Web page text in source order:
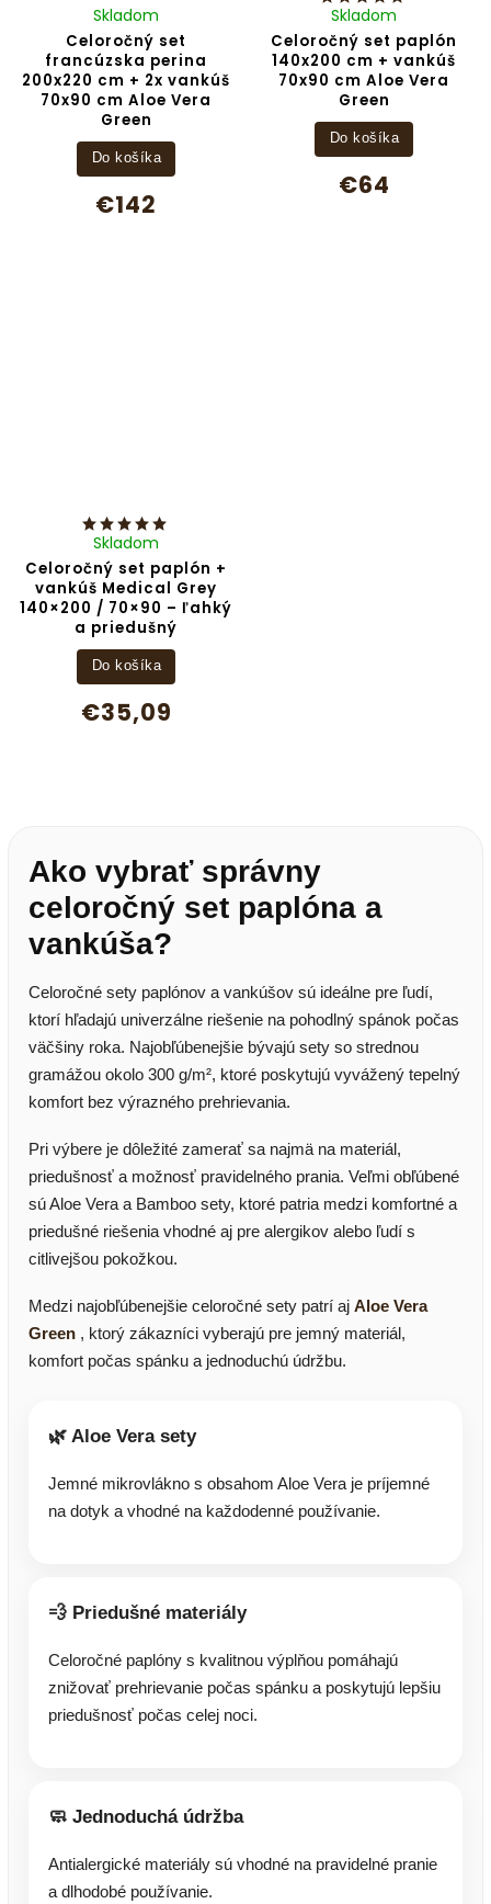
Celoročný set
francúzska perina
200x220 cm + 2x vankúš
70x90 cm Aloe Vera
Green
Skladom
€142
Do košíka
Celoročný set paplón
140x200 cm + vankúš
70x90 cm Aloe Vera
Green
Skladom
€64
Do košíka
Celoročný set paplón +
vankúš Medical Grey
140×200 / 70×90 – ľahký
a priedušný
Skladom
€35,09
Do košíka
Ako vybrať správny
celoročný set paplóna a
vankúša?
Celoročné sety paplónov a vankúšov sú ideálne pre ľudí,
ktorí hľadajú univerzálne riešenie na pohodlný spánok počas
väčšiny roka. Najobľúbenejšie bývajú sety so strednou
gramážou okolo 300 g/m², ktoré poskytujú vyvážený tepelný
komfort bez výrazného prehrievania.
Pri výbere je dôležité zamerať sa najmä na materiál,
priedušnosť a možnosť pravidelného prania. Veľmi obľúbené
sú Aloe Vera a Bamboo sety, ktoré patria medzi komfortné a
priedušné riešenia vhodné aj pre alergikov alebo ľudí s
citlivejšou pokožkou.
Medzi najobľúbenejšie celoročné sety patrí aj Aloe Vera
Green , ktorý zákazníci vyberajú pre jemný materiál,
komfort počas spánku a jednoduchú údržbu.
🌿 Aloe Vera sety
Jemné mikrovlákno s obsahom Aloe Vera je príjemné
na dotyk a vhodné na každodenné používanie.
💨 Priedušné materiály
Celoročné paplóny s kvalitnou výplňou pomáhajú
znižovať prehrievanie počas spánku a poskytujú lepšiu
priedušnosť počas celej noci.
🧼 Jednoduchá údržba
Antialergické materiály sú vhodné na pravidelné pranie
a dlhodobé používanie.